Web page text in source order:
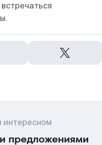
интересном
предложениями